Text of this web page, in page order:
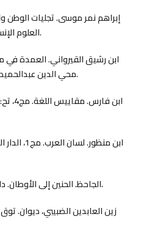
إبراهم نمر موسى. تجليات الوطن
العلوم الإنسانية والاجتماعية، 1(36)، (2009 م).
ابن رشيق القيرواني. العمدة
محي الدين عبدالحميد، دار الجليل: بيروت ج1، ط1، (1972م).
ابن
ابن منظور.
الجاحظ. الحنين إلى الأوطان. دار الرائد العربي: بيروت، ط2، (1982م).
زين العابدين الضبيبي، ديوان.